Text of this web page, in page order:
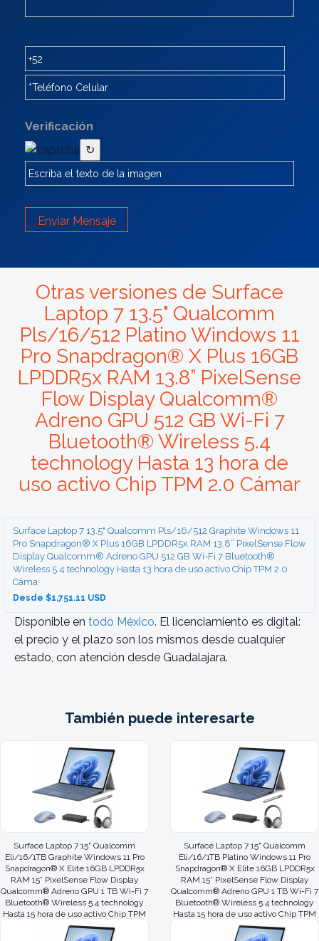
Verificación
↻
Enviar Mensaje
Otras versiones de Surface
Laptop 7 13.5" Qualcomm
Pls/16/512 Platino Windows 11
Pro Snapdragon® X Plus 16GB
LPDDR5x RAM 13.8” PixelSense
Flow Display Qualcomm®
Adreno GPU 512 GB Wi-Fi 7
Bluetooth® Wireless 5.4
technology Hasta 13 hora de
uso activo Chip TPM 2.0 Cámar
Surface Laptop 7 13.5" Qualcomm Pls/16/512 Graphite Windows 11
Pro Snapdragon® X Plus 16GB LPDDR5x RAM 13.8” PixelSense Flow
Display Qualcomm® Adreno GPU 512 GB Wi-Fi 7 Bluetooth®
Wireless 5.4 technology Hasta 13 hora de uso activo Chip TPM 2.0
Cáma
Desde $1,751.11 USD
Disponible en todo México. El licenciamiento es digital:
el precio y el plazo son los mismos desde cualquier
estado, con atención desde Guadalajara.
También puede interesarte
Surface Laptop 7 15" Qualcomm
Eli/16/1TB Graphite Windows 11 Pro
Snapdragon® X Elite 16GB LPDDR5x
RAM 15” PixelSense Flow Display
Qualcomm® Adreno GPU 1 TB Wi-Fi 7
Bluetooth® Wireless 5.4 technology
Hasta 15 hora de uso activo Chip TPM
2.0 Cámara
Surface Laptop 7 15" Qualcomm
Eli/16/1TB Platino Windows 11 Pro
Snapdragon® X Elite 16GB LPDDR5x
RAM 15” PixelSense Flow Display
Qualcomm® Adreno GPU 1 TB Wi-Fi 7
Bluetooth® Wireless 5.4 technology
Hasta 15 hora de uso activo Chip TPM
2.0 Cámara d